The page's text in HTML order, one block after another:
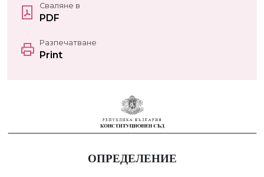
Сваляне в
PDF
Разпечатване
Print
ОПРЕДЕЛЕНИЕ